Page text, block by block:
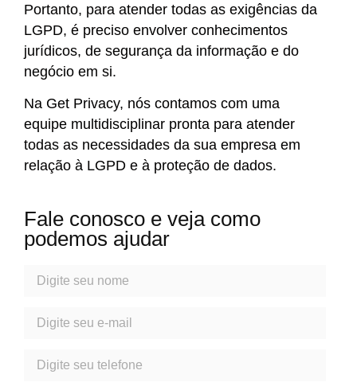
Portanto, para atender todas as exigências da
LGPD, é preciso envolver conhecimentos
jurídicos, de segurança da informação e do
negócio em si.
Na Get Privacy, nós contamos com uma
equipe multidisciplinar pronta para atender
todas as necessidades da sua empresa em
relação à LGPD e à proteção de dados.
Fale conosco e veja como
podemos ajudar